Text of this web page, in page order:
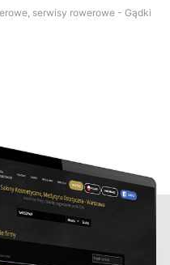
serwisy rowerowe - Gądki